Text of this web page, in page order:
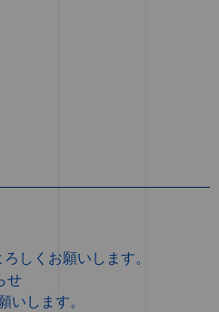
しくお願いします。
せ
いします。